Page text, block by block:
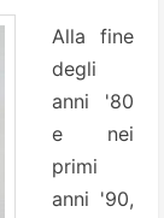
Alla fine
degli
anni '80
e nei
primi
anni '90,